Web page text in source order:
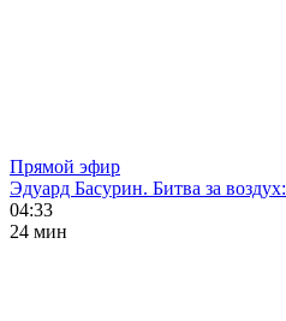
Прямой эфир
Эдуард Басурин. Битва за
04:33
24 мин